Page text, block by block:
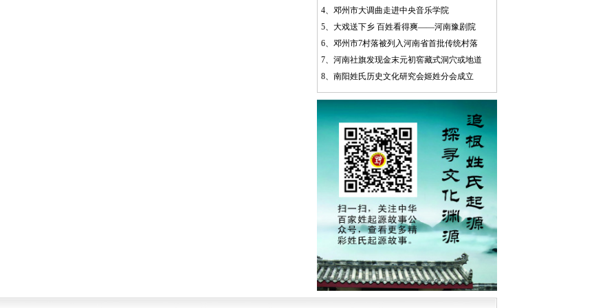
4、 邓州市大调曲走进中央音乐学院
5、 大戏送下乡 百姓看得爽——河南豫剧院
6、 邓州市7村落被列入河南省首批传统村落
7、 河南社旗发现金末元初窖藏式洞穴或地道
8、 南阳姓氏历史文化研究会姬姓分会成立